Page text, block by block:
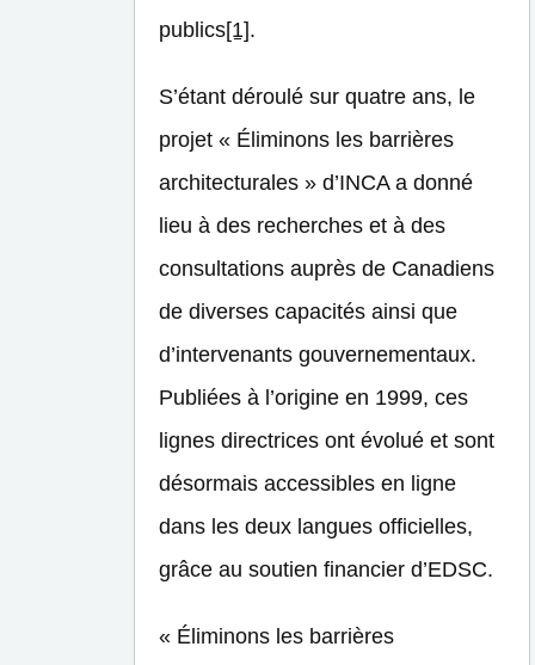
publics[1].
S’étant déroulé sur quatre ans, le
projet « Éliminons les barrières
architecturales » d’INCA a donné
lieu à des recherches et à des
consultations auprès de Canadiens
de diverses capacités ainsi que
d’intervenants gouvernementaux.
Publiées à l’origine en 1999, ces
lignes directrices ont évolué et sont
désormais accessibles en ligne
dans les deux langues officielles,
grâce au soutien financier d’EDSC.
« Éliminons les barrières